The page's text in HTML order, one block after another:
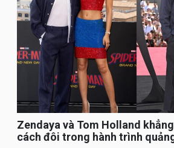
Zendaya và Tom Holland
cách đôi trong hành trình